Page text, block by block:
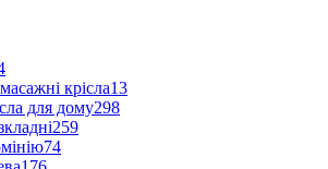
крісла13
для дому298
259
74